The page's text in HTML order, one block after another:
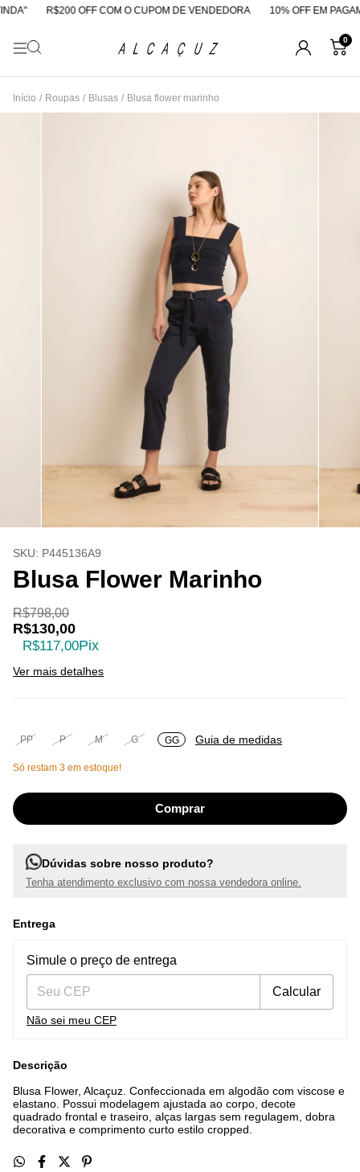
R$200 OFF COM O CUPOM DE VENDEDORA 10% OFF EM
0
Início / Roupas / Blusas / Blusa flower marinho
SKU: P445136A9
Blusa Flower Marinho
R$798,00
R$130,00
R$117,00Pix
Ver mais detalhes
PP P M G GG Guia de medidas
Só restam 3 em estoque!
Dúvidas sobre nosso produto?
Tenha atendimento exclusivo com nossa vendedora online.
Entrega
Entregas para o CEP:
Simule o preço de entrega
Calcular
Não sei meu CEP
Descrição
Blusa Flower, Alcaçuz. Confeccionada em algodão com viscose e
elastano. Possui modelagem ajustada ao corpo, decote
quadrado frontal e traseiro, alças largas sem regulagem, dobra
decorativa e comprimento curto estilo cropped.